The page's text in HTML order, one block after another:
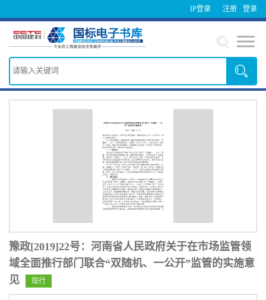
IP登录 登录
注册
豫政[2019]22号：河南省人民政府关于在市场监管领
域全面推行部门联合“双随机、一公开”监管的实施意
见
现行